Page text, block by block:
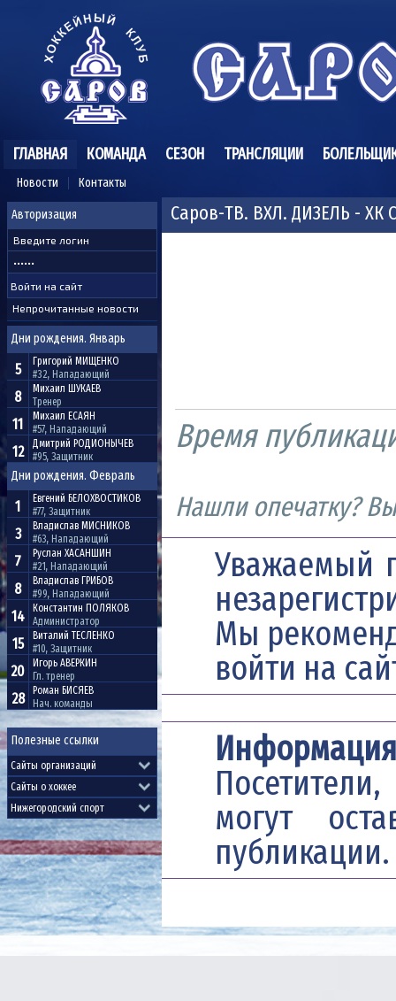
ГЛАВНАЯ
Новости Контакты
КОМАНДА СЕЗОН ТРАНСЛЯЦИИ
Авторизация
Непрочитанные новости
Дни рождения. Январь
5 Григорий МИЩЕНКО
#32, Нападающий
8 Михаил ШУКАЕВ
Тренер
11 Михаил ЕСАЯН
#57, Нападающий
12 Дмитрий РОДИОНЫЧЕВ
#95, Защитник
Дни рождения. Февраль
1 Евгений БЕЛОХВОСТИКОВ
#77, Защитник
3 Владислав МИСНИКОВ
#63, Нападающий
7 Руслан ХАСАНШИН
#21, Нападающий
8 Владислав ГРИБОВ
#99, Нападающий
14 Константин ПОЛЯКОВ
Администратор
15 Виталий ТЕСЛЕНКО
#10, Защитник
20 Игорь АВЕРКИН
Гл. тренер
28 Роман БИСЯЕВ
Нач. команды
Полезные ссылки
Саров-ТВ. ВХЛ. ДИЗЕЛЬ - ХК
Время
Нашли опечатку?
Уважаемый
Мы
войти на
Информация
могут
публикации.